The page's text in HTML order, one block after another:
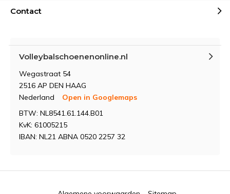
Contact
Volleybalschoenenonline.nl
Wegastraat 54
2516 AP DEN HAAG
Nederland
Open in Googlemaps
BTW: NL8541.61.144.B01
KvK: 61005215
IBAN: NL21 ABNA 0520 2257 32